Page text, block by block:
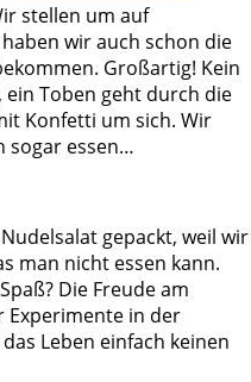
stellen um auf
wir auch schon die
Großartig! Kein
ein Toben geht durch die
Konfetti um sich. Wir
sogar essen…
gepackt, weil wir
man nicht essen kann.
Die Freude am
Experimente in der
Leben einfach keinen